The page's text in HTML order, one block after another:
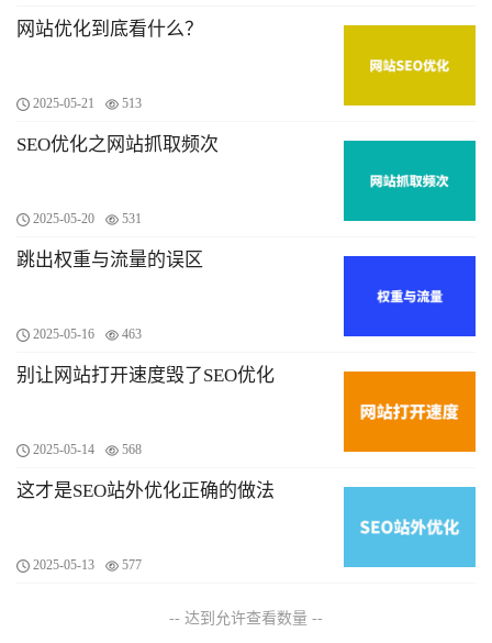
网站优化到底看什么？
2025-05-21 513
SEO优化之网站抓取频次
2025-05-20 531
跳出权重与流量的误区
2025-05-16 463
别让网站打开速度毁了SEO优化
2025-05-14 568
这才是SEO站外优化正确的做法
2025-05-13 577
-- 达到允许查看数量 --